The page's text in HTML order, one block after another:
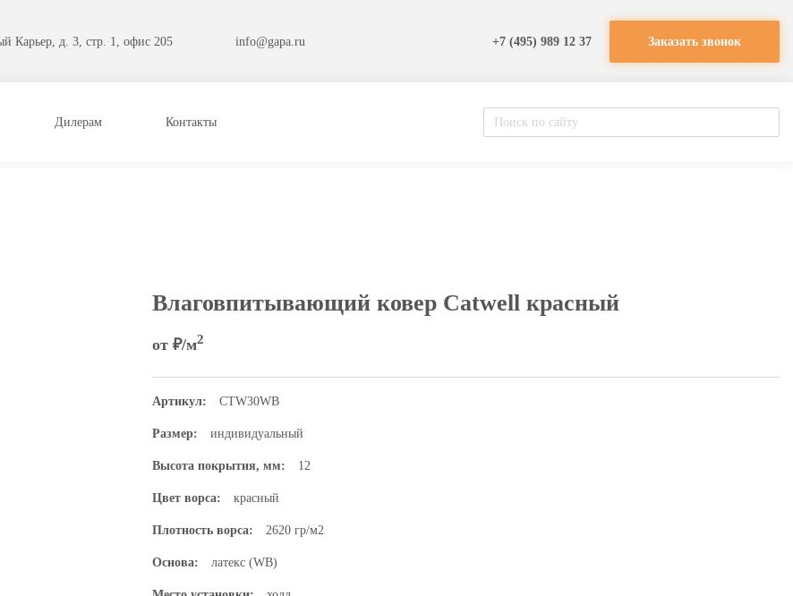
Карьер, д. 3, стр. 1, офис 205 info@gapa.ru +7 (495) 989 12 37 Заказать звонок
Дилерам Контакты
Влаговпитывающий ковер Catwell красный
от ₽/м2
Артикул: CTW30WB
Размер: индивидуальный
Высота покрытия, мм: 12
Цвет ворса: красный
Плотность ворса: 2620 гр/м2
Основа: латекс (WB)